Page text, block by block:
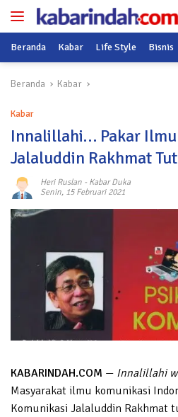
Langsung
Beranda Kabar Life Style Bisnis
Beranda Kabar
Kabar
Innalillahi… Pakar
Jalaluddin Rakhmat
Heri Ruslan - Kabar Duka
Senin, 15 Februari 2021
KABARINDAH.COM — Innalillahi
Masyarakat ilmu komunikasi
Komunikasi Jalaluddin Rakhmat